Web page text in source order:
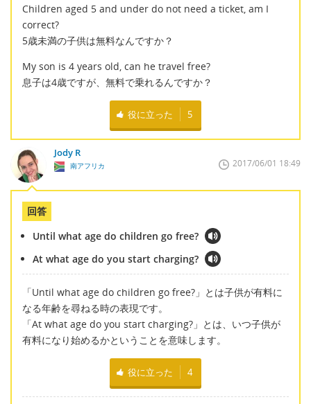
Children aged 5 and under do not need a ticket, am I
correct?
5歳未満の子供は無料なんですか？
My son is 4 years old, can he travel free?
息子は4歳ですが、無料で乗れるんですか？
役に立った 5
Jody R
南アフリカ 2017/06/01 18:49
回答
Until what age do children go free?
At what age do you start charging?
「Until what age do children go free?」とは子供が有料に
なる年齢を尋ねる時の表現です。
「At what age do you start charging?」とは、いつ子供が
有料になり始めるかということを意味します。
役に立った 4